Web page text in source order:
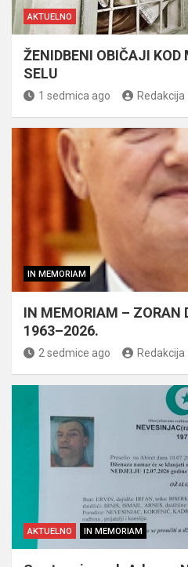
AKTUELNO
ŽENIDBENI OBIČAJI
SELU
1 sedmica ago Redakcija
IN MEMORIAM
IN MEMORIAM – ZORAN
1963–2026.
2 sedmice ago Redakcija
AKTUELNO IN MEMORIAM